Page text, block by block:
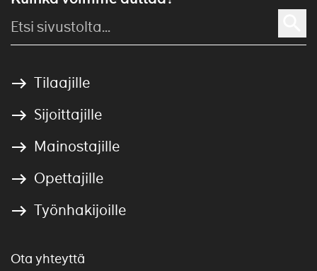
Tilaajille
Sijoittajille
Mainostajille
Opettajille
Työnhakijoille
Ota yhteyttä